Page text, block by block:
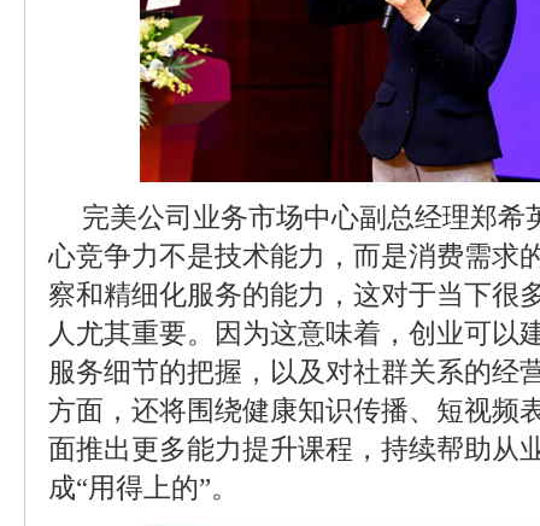
完美公司业务市场中心副总经理郑希
心竞争力不是技术能力，而是消费需求
察和精细化服务的能力，这对于当下很
人尤其重要。因为这意味着，创业可以
服务细节的把握，以及对社群关系的经
方面，还将围绕健康知识传播、短视频
面推出更多能力提升课程，持续帮助从
成“用得上的”。